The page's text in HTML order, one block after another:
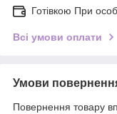
Готівкою При
Всі умови оплати
Умови
Повернення товару